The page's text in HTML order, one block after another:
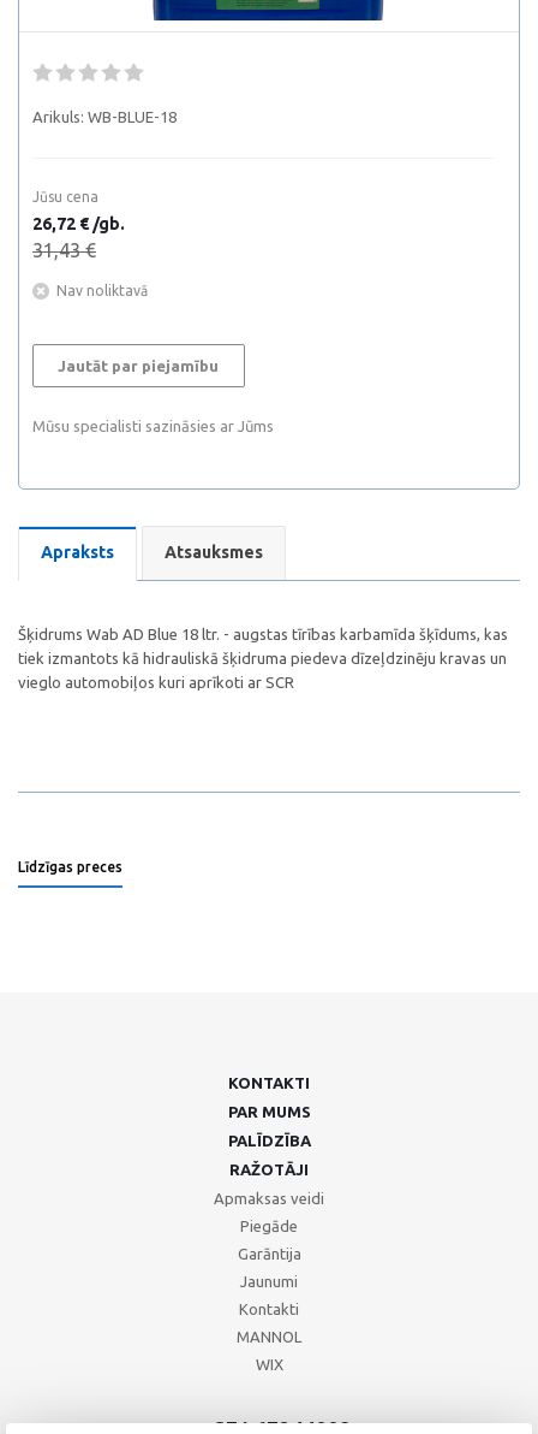
Arikuls: WB-BLUE-18
Jūsu cena
26,72 € /gb.
31,43 €
Nav noliktavā
Jautāt par piejamību
Mūsu specialisti sazināsies ar Jūms
Apraksts Atsauksmes
Šķidrums Wab AD Blue 18 ltr. - augstas tīrības karbamīda šķīdums, kas
tiek izmantots kā hidrauliskā šķidruma piedeva dīzeļdzinēju kravas un
vieglo automobiļos kuri aprīkoti ar SCR
Līdzīgas preces
KONTAKTI
PAR MUMS
PALĪDZĪBA
RAŽOTĀJI
Apmaksas veidi
Piegāde
Garāntija
Jaunumi
Kontakti
MANNOL
WIX
+371 67244008